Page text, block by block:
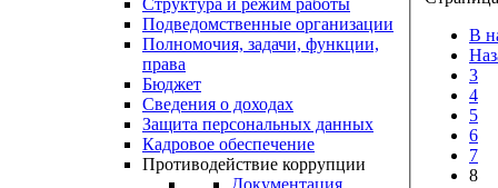
Структура и режим работы
Подведомственные организации
Полномочия, задачи, функции,
права
Бюджет
Сведения о доходах
Защита персональных данных
Кадровое обеспечение
Противодействие коррупции
В
3
4
5
6
7
8